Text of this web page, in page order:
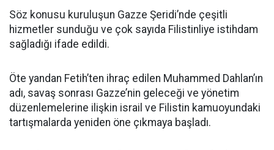
Söz konusu kuruluşun Gazze Şeridi’nde çeşitli
hizmetler sunduğu ve çok sayıda Filistinliye istihdam
sağladığı ifade edildi.
Öte yandan Fetih’ten ihraç edilen Muhammed Dahlan’ın
adı, savaş sonrası Gazze’nin geleceği ve yönetim
düzenlemelerine ilişkin israil ve Filistin kamuoyundaki
tartışmalarda yeniden öne çıkmaya başladı.